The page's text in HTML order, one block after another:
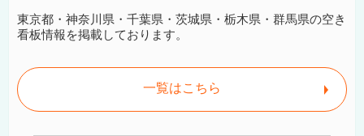
東京都・神奈川県・千葉県・茨城県・栃木県・群馬県の空き
看板情報を掲載しております。
一覧はこちら